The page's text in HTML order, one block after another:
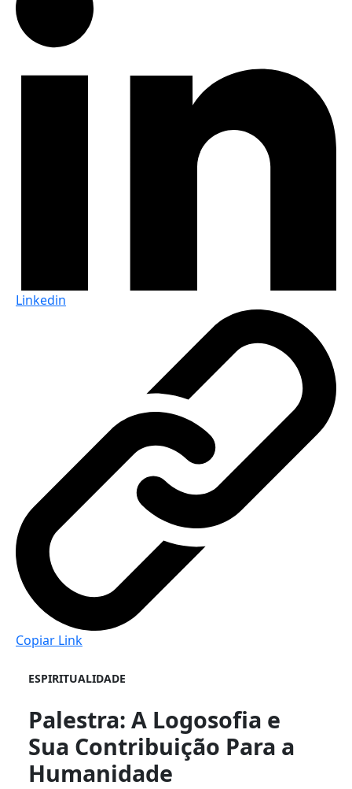
Linkedin
Copiar Link
ESPIRITUALIDADE
Palestra: A Logosofia e
Sua Contribuição Para a
Humanidade